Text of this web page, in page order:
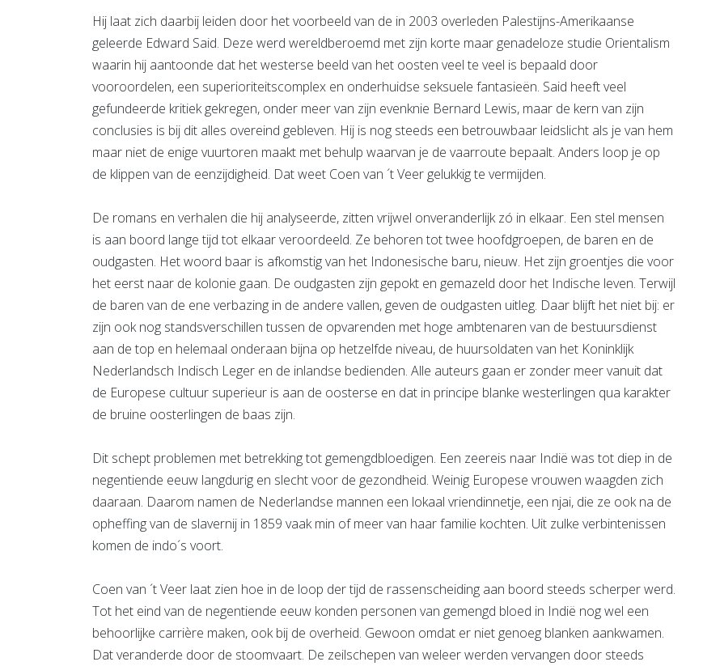
Hij laat zich daarbij leiden door het voorbeeld van de in 2003 overleden Palestijns-Amerikaanse
geleerde Edward Said. Deze werd wereldberoemd met zijn korte maar genadeloze studie Orientalism
waarin hij aantoonde dat het westerse beeld van het oosten veel te veel is bepaald door
vooroordelen, een superioriteitscomplex en onderhuidse seksuele fantasieën. Said heeft veel
gefundeerde kritiek gekregen, onder meer van zijn evenknie Bernard Lewis, maar de kern van zijn
conclusies is bij dit alles overeind gebleven. Hij is nog steeds een betrouwbaar leidslicht als je van hem
maar niet de enige vuurtoren maakt met behulp waarvan je de vaarroute bepaalt. Anders loop je op
de klippen van de eenzijdigheid. Dat weet Coen van ´t Veer gelukkig te vermijden.
De romans en verhalen die hij analyseerde, zitten vrijwel onveranderlijk zó in elkaar. Een stel mensen
is aan boord lange tijd tot elkaar veroordeeld. Ze behoren tot twee hoofdgroepen, de baren en de
oudgasten. Het woord baar is afkomstig van het Indonesische baru, nieuw. Het zijn groentjes die voor
het eerst naar de kolonie gaan. De oudgasten zijn gepokt en gemazeld door het Indische leven. Terwijl
de baren van de ene verbazing in de andere vallen, geven de oudgasten uitleg. Daar blijft het niet bij: er
zijn ook nog standsverschillen tussen de opvarenden met hoge ambtenaren van de bestuursdienst
aan de top en helemaal onderaan bijna op hetzelfde niveau, de huursoldaten van het Koninklijk
Nederlandsch Indisch Leger en de inlandse bedienden. Alle auteurs gaan er zonder meer vanuit dat
de Europese cultuur superieur is aan de oosterse en dat in principe blanke westerlingen qua karakter
de bruine oosterlingen de baas zijn.
Dit schept problemen met betrekking tot gemengdbloedigen. Een zeereis naar Indië was tot diep in de
negentiende eeuw langdurig en slecht voor de gezondheid. Weinig Europese vrouwen waagden zich
daaraan. Daarom namen de Nederlandse mannen een lokaal vriendinnetje, een njai, die ze ook na de
opheffing van de slavernij in 1859 vaak min of meer van haar familie kochten. Uit zulke verbintenissen
komen de indo´s voort.
Coen van ´t Veer laat zien hoe in de loop der tijd de rassenscheiding aan boord steeds scherper werd.
Tot het eind van de negentiende eeuw konden personen van gemengd bloed in Indië nog wel een
behoorlijke carrière maken, ook bij de overheid. Gewoon omdat er niet genoeg blanken aankwamen.
Dat veranderde door de stoomvaart. De zeilschepen van weleer werden vervangen door steeds